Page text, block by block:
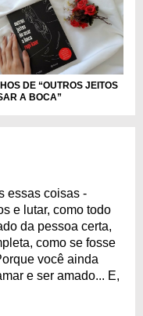
DE “OUTROS JEITOS
A BOCA”
essas coisas -
e lutar, como todo
da pessoa certa,
como se fosse
você ainda
e ser amado... E,